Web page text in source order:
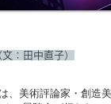
：田中直子）
美術評論家・創造